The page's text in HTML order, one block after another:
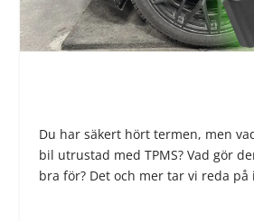
Du har säkert hört termen, men
bil utrustad med TPMS? Vad gör
bra för? Det och mer tar vi reda på